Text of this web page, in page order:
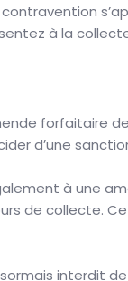
à la
forfaitaire
d’une
à une
de collecte.
interdit